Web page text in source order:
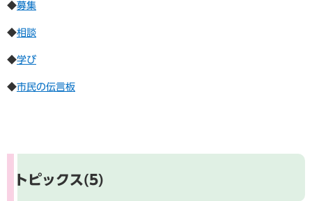
◆​募集
◆相談
◆学び
◆市民の伝言板
トピックス(5)